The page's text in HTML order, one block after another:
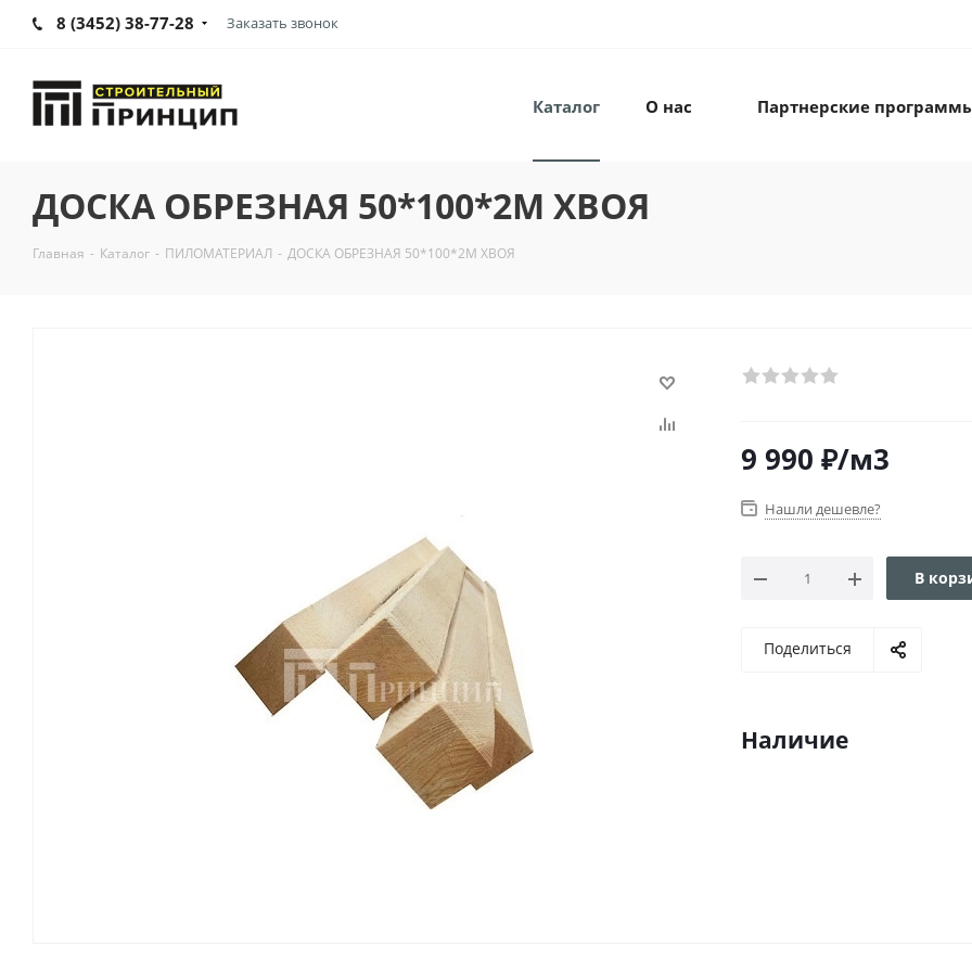
8 (3452) 38-77-28 Заказать звонок
Каталог О нас Партнерские
ДОСКА ОБРЕЗНАЯ 50*100*2М ХВОЯ
Главная - Каталог - ПИЛОМАТЕРИАЛ - ДОСКА ОБРЕЗНАЯ 50*100*2М ХВОЯ
9 990 ₽/м3
Нашли дешевле?
В
Поделиться
Наличие